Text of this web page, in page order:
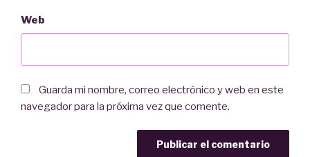
Web
Guarda mi nombre, correo electrónico y web en este
navegador para la próxima vez que comente.